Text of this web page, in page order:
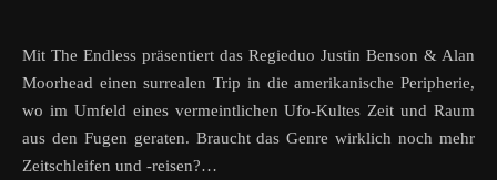
Mit The Endless präsentiert das Regieduo Justin Benson & Alan
Moorhead einen surrealen Trip in die amerikanische Peripherie,
wo im Umfeld eines vermeintlichen Ufo-Kultes Zeit und Raum
aus den Fugen geraten. Braucht das Genre wirklich noch mehr
Zeitschleifen und -reisen?…